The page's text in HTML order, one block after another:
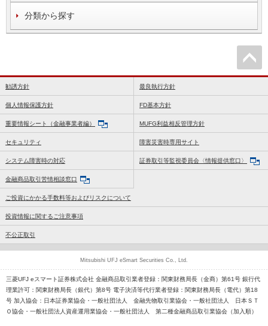
分類から探す
勧誘方針 最良執行方針
個人情報保護方針 FD基本方針
重要情報シート（金融事業者編） MUFG利益相反管理方針
セキュリティ 障害災害時専用サイト
システム障害時の対応 証券取引等監視委員会〈情報提供窓口〉
金融商品取引苦情相談窓口
ご投資にかかる手数料等およびリスクについて
投資情報に関するご注意事項
不公正取引
三菱UFJ eスマート証券株式会社 金融商品取引業者登録：関東財務局長（金商）第61号 銀行代
理業許可：関東財務局長（銀代）第8号 電子決済等代行業者登録：関東財務局長（電代）第18
号 加入協会：日本証券業協会・一般社団法人 金融先物取引業協会・一般社団法人 日本ＳＴ
Ｏ協会・一般社団法人資産運用業協会・一般社団法人 第二種金融商品取引業協会（加入順）
Mitsubishi UFJ eSmart Securities Co., Ltd.